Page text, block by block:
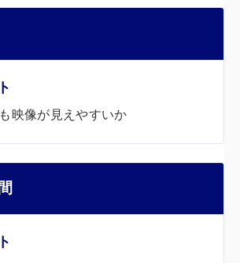
映像が見えやすいか